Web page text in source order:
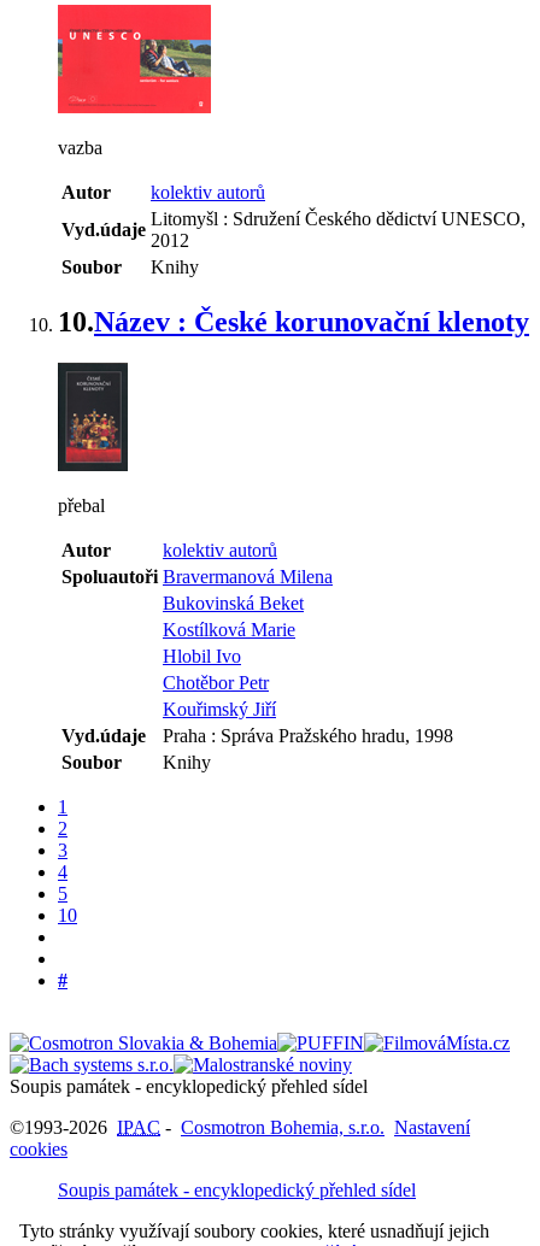
vazba
Autor
kolektiv autorů
Vyd.údaje
Litomyšl : Sdružení Českého dědictví UNESCO,
2012
Soubor
Knihy
10.Název : České korunovační klenoty
přebal
Autor
kolektiv autorů
Spoluautoři Bravermanová Milena
Bukovinská Beket
Kostílková Marie
Hlobil Ivo
Chotěbor Petr
Kouřimský Jiří
Vyd.údaje
Praha : Správa Pražského hradu, 1998
Soubor
Knihy
1
2
3
4
5
10
#
Soupis památek - encyklopedický přehled sídel
©1993-2026 IPAC - Cosmotron Bohemia, s.r.o. Nastavení
cookies
Soupis památek - encyklopedický přehled sídel
Tyto stránky využívají soubory cookies, které usnadňují jejich